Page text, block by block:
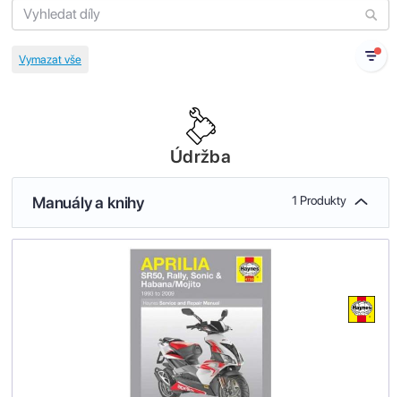
Údržba
Manuály a knihy 1 Produkty